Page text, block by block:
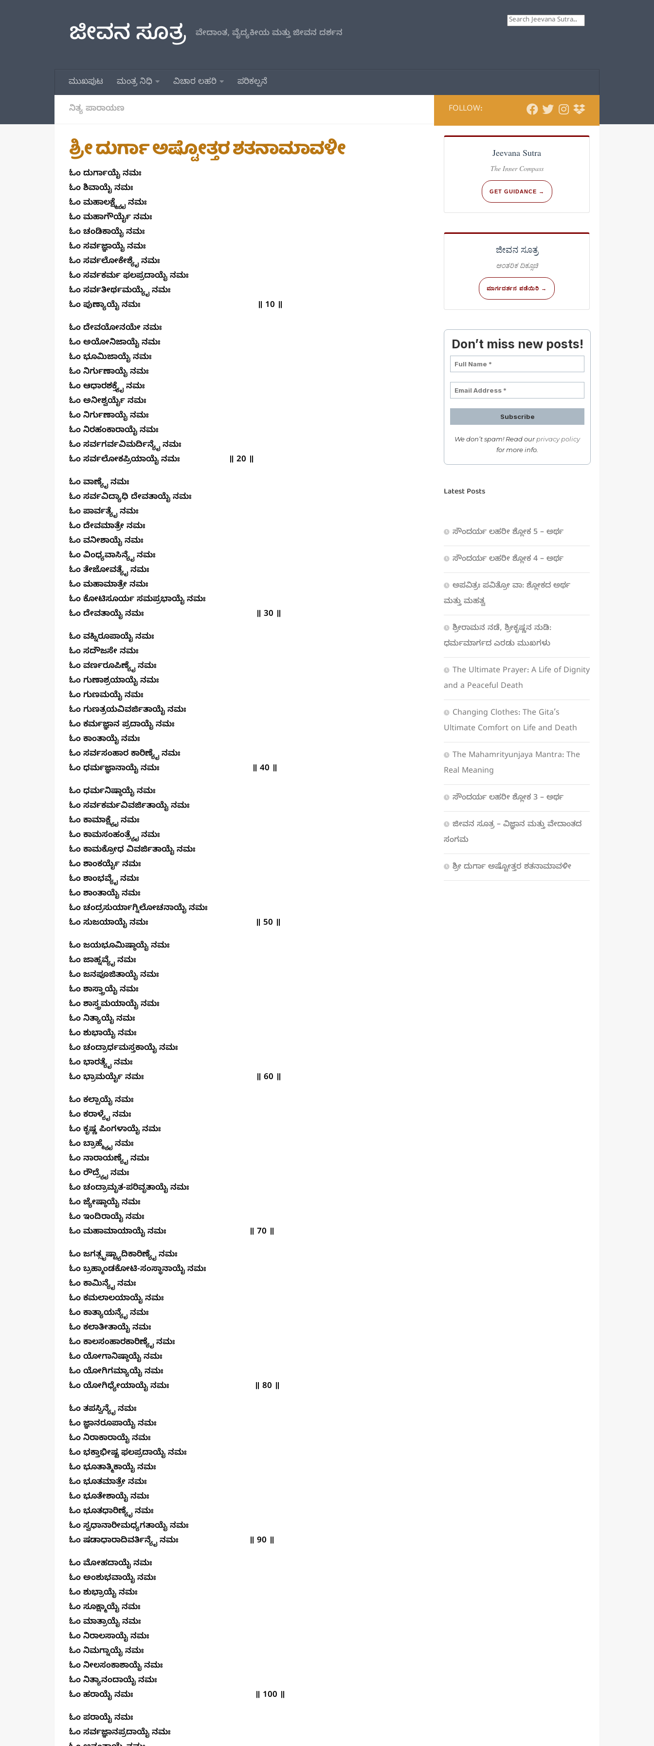
ಜೀವನ ಸೂತ್ರ ವೇದಾಂತ, ವೈದ್ಯಕೀಯ ಮತ್ತು ಜೀವನ ದರ್ಶನ
Search
ಮುಖಪುಟ ಮಂತ್ರ ನಿಧಿ ವಿಚಾರ ಲಹರಿ ಪರಿಕಲ್ಪನೆ
ನಿತ್ಯ ಪಾರಾಯಣ
ಶ್ರೀ ದುರ್ಗಾ ಅಷ್ಟೋತ್ತರ ಶತನಾಮಾವಳೀ
ಓಂ ದುರ್ಗಾಯೈ ನಮಃ
ಓಂ ಶಿವಾಯೈ ನಮಃ
ಓಂ ಮಹಾಲಕ್ಷ್ಮ್ಯೈ ನಮಃ
ಓಂ ಮಹಾಗೌರ್ಯೈ ನಮಃ
ಓಂ ಚಂಡಿಕಾಯೈ ನಮಃ
ಓಂ ಸರ್ವಜ್ಞಾಯೈ ನಮಃ
ಓಂ ಸರ್ವಲೋಕೇಶ್ಯೈ ನಮಃ
ಓಂ ಸರ್ವಕರ್ಮ ಫಲಪ್ರದಾಯೈ ನಮಃ
ಓಂ ಸರ್ವತೀರ್ಥಮಯ್ಯೈ ನಮಃ
ಓಂ ಪುಣ್ಯಾಯೈ ನಮಃ ॥ 10 ॥
ಓಂ ದೇವಯೋನಯೇ ನಮಃ
ಓಂ ಅಯೋನಿಜಾಯೈ ನಮಃ
ಓಂ ಭೂಮಿಜಾಯೈ ನಮಃ
ಓಂ ನಿರ್ಗುಣಾಯೈ ನಮಃ
ಓಂ ಆಧಾರಶಕ್ತ್ಯೈ ನಮಃ
ಓಂ ಅನೀಶ್ವರ್ಯೈ ನಮಃ
ಓಂ ನಿರ್ಗುಣಾಯೈ ನಮಃ
ಓಂ ನಿರಹಂಕಾರಾಯೈ ನಮಃ
ಓಂ ಸರ್ವಗರ್ವವಿಮರ್ದಿನ್ಯೈ ನಮಃ
ಓಂ ಸರ್ವಲೋಕಪ್ರಿಯಾಯೈ ನಮಃ ॥ 20 ॥
ಓಂ ವಾಣ್ಯೈ ನಮಃ
ಓಂ ಸರ್ವವಿದ್ಯಾಧಿ ದೇವತಾಯೈ ನಮಃ
ಓಂ ಪಾರ್ವತ್ಯೈ ನಮಃ
ಓಂ ದೇವಮಾತ್ರೇ ನಮಃ
ಓಂ ವನೀಶಾಯೈ ನಮಃ
ಓಂ ವಿಂಧ್ಯವಾಸಿನ್ಯೈ ನಮಃ
ಓಂ ತೇಜೋವತ್ಯೈ ನಮಃ
ಓಂ ಮಹಾಮಾತ್ರೇ ನಮಃ
ಓಂ ಕೋಟಿಸೂರ್ಯ ಸಮಪ್ರಭಾಯೈ ನಮಃ
ಓಂ ದೇವತಾಯೈ ನಮಃ ॥ 30 ॥
ಓಂ ವಹ್ನಿರೂಪಾಯೈ ನಮಃ
ಓಂ ಸದೌಜಸೇ ನಮಃ
ಓಂ ವರ್ಣರೂಪಿಣ್ಯೈ ನಮಃ
ಓಂ ಗುಣಾಶ್ರಯಾಯೈ ನಮಃ
ಓಂ ಗುಣಮಯೈ ನಮಃ
ಓಂ ಗುಣತ್ರಯವಿವರ್ಜಿತಾಯೈ ನಮಃ
ಓಂ ಕರ್ಮಜ್ಞಾನ ಪ್ರದಾಯೈ ನಮಃ
ಓಂ ಕಾಂತಾಯೈ ನಮಃ
ಓಂ ಸರ್ವಸಂಹಾರ ಕಾರಿಣ್ಯೈ ನಮಃ
ಓಂ ಧರ್ಮಜ್ಞಾನಾಯೈ ನಮಃ ॥ 40 ॥
ಓಂ ಧರ್ಮನಿಷ್ಠಾಯೈ ನಮಃ
ಓಂ ಸರ್ವಕರ್ಮವಿವರ್ಜಿತಾಯೈ ನಮಃ
ಓಂ ಕಾಮಾಕ್ಷ್ಯೈ ನಮಃ
ಓಂ ಕಾಮಸಂಹಂತ್ರ್ಯೈ ನಮಃ
ಓಂ ಕಾಮಕ್ರೋಧ ವಿವರ್ಜಿತಾಯೈ ನಮಃ
ಓಂ ಶಾಂಕರ್ಯೈ ನಮಃ
ಓಂ ಶಾಂಭವ್ಯೈ ನಮಃ
ಓಂ ಶಾಂತಾಯೈ ನಮಃ
ಓಂ ಚಂದ್ರಸುರ್ಯಾಗ್ನಿಲೋಚನಾಯೈ ನಮಃ
ಓಂ ಸುಜಯಾಯೈ ನಮಃ
॥ 50 ॥
ಓಂ ಜಯಭೂಮಿಷ್ಠಾಯೈ ನಮಃ
ಓಂ ಜಾಹ್ನವ್ಯೈ ನಮಃ
ಓಂ ಜನಪೂಜಿತಾಯೈ ನಮಃ
ಓಂ ಶಾಸ್ತ್ರಾಯೈ ನಮಃ
ಓಂ ಶಾಸ್ತ್ರಮಯಾಯೈ ನಮಃ
ಓಂ ನಿತ್ಯಾಯೈ ನಮಃ
ಓಂ ಶುಭಾಯೈ ನಮಃ
ಓಂ ಚಂದ್ರಾರ್ಧಮಸ್ತಕಾಯೈ ನಮಃ
ಓಂ ಭಾರತ್ಯೈ ನಮಃ
ಓಂ ಭ್ರಾಮರ್ಯೈ ನಮಃ ॥ 60 ॥
ಓಂ ಕಲ್ಪಾಯೈ ನಮಃ
ಓಂ ಕರಾಳ್ಯೈ ನಮಃ
ಓಂ ಕೃಷ್ಣ ಪಿಂಗಳಾಯೈ ನಮಃ
ಓಂ ಬ್ರಾಹ್ಮ್ಯೈ ನಮಃ
ಓಂ ನಾರಾಯಣ್ಯೈ ನಮಃ
ಓಂ ರೌದ್ರ್ಯೈ ನಮಃ
ಓಂ ಚಂದ್ರಾಮೃತ-ಪರಿವೃತಾಯೈ ನಮಃ
ಓಂ ಜ್ಯೇಷ್ಠಾಯೈ ನಮಃ
ಓಂ ಇಂದಿರಾಯೈ ನಮಃ
ಓಂ ಮಹಾಮಾಯಾಯೈ ನಮಃ
॥ 70 ॥
ಓಂ ಜಗತ್ಸೃಷ್ಟ್ಯಾದಿಕಾರಿಣ್ಯೈ ನಮಃ
ಓಂ ಬ್ರಹ್ಮಾಂಡಕೋಟಿ-ಸಂಸ್ಥಾನಾಯೈ ನಮಃ
ಓಂ ಕಾಮಿನ್ಯೈ ನಮಃ
ಓಂ ಕಮಲಾಲಯಾಯೈ ನಮಃ
ಓಂ ಕಾತ್ಯಾಯನ್ಯೈ ನಮಃ
ಓಂ ಕಲಾತೀತಾಯೈ ನಮಃ
ಓಂ ಕಾಲಸಂಹಾರಕಾರಿಣ್ಯೈ ನಮಃ
ಓಂ ಯೋಗಾನಿಷ್ಠಾಯೈ ನಮಃ
ಓಂ ಯೋಗಿಗಮ್ಯಾಯೈ ನಮಃ
ಓಂ ಯೋಗಿಧ್ಯೇಯಾಯೈ ನಮಃ ॥ 80 ॥
ಓಂ ತಪಸ್ವಿನ್ಯೈ ನಮಃ
ಓಂ ಜ್ಞಾನರೂಪಾಯೈ ನಮಃ
ಓಂ ನಿರಾಕಾರಾಯೈ ನಮಃ
ಓಂ ಭಕ್ತಾಭೀಷ್ಟ ಫಲಪ್ರದಾಯೈ ನಮಃ
ಓಂ ಭೂತಾತ್ಮಿಕಾಯೈ ನಮಃ
ಓಂ ಭೂತಮಾತ್ರೇ ನಮಃ
ಓಂ ಭೂತೇಶಾಯೈ ನಮಃ
ಓಂ ಭೂತಧಾರಿಣ್ಯೈ ನಮಃ
ಓಂ ಸ್ವಧಾನಾರೀಮಧ್ಯಗತಾಯೈ ನಮಃ
ಓಂ ಷಡಾಧಾರಾದಿವರ್ತಿನ್ಯೈ ನಮಃ
॥ 90 ॥
ಓಂ ಮೋಹದಾಯೈ ನಮಃ
ಓಂ ಅಂಶುಭವಾಯೈ ನಮಃ
ಓಂ ಶುಭ್ರಾಯೈ ನಮಃ
ಓಂ ಸೂಕ್ಷ್ಮಾಯೈ ನಮಃ
ಓಂ ಮಾತ್ರಾಯೈ ನಮಃ
ಓಂ ನಿರಾಲಸಾಯೈ ನಮಃ
ಓಂ ನಿಮಗ್ನಾಯೈ ನಮಃ
ಓಂ ನೀಲಸಂಕಾಶಾಯೈ ನಮಃ
ಓಂ ನಿತ್ಯಾನಂದಾಯೈ ನಮಃ
ಓಂ ಹರಾಯೈ ನಮಃ ॥ 100 ॥
ಓಂ ಪರಾಯೈ ನಮಃ
ಓಂ ಸರ್ವಜ್ಞಾನಪ್ರದಾಯೈ ನಮಃ
FOLLOW:
Jeevana Sutra
The Inner Compass
GET GUIDANCE →
ಜೀವನ ಸೂತ್ರ
ಆಂತರಿಕ ದಿಕ್ಸೂಚಿ
ಮಾರ್ಗದರ್ಶನ ಪಡೆಯಿರಿ →
Don’t miss new posts!
We don’t spam! Read ourprivacy policy
for more info.
Latest Posts
ಸೌಂದರ್ಯ ಲಹರೀ ಶ್ಲೋಕ 5 – ಅರ್ಥ
ಸೌಂದರ್ಯ ಲಹರೀ ಶ್ಲೋಕ 4 – ಅರ್ಥ
ಅಪವಿತ್ರಃ ಪವಿತ್ರೋ ವಾ: ಶ್ಲೋಕದ ಅರ್ಥ
ಮತ್ತು ಮಹತ್ವ
ಶ್ರೀರಾಮನ ನಡೆ, ಶ್ರೀಕೃಷ್ಣನ ನುಡಿ:
ಧರ್ಮಮಾರ್ಗದ ಎರಡು ಮುಖಗಳು
The Ultimate Prayer: A Life of Dignity
and a Peaceful Death
Changing Clothes: The Gita’s
Ultimate Comfort on Life and Death
The Mahamrityunjaya Mantra: The
Real Meaning
ಸೌಂದರ್ಯ ಲಹರೀ ಶ್ಲೋಕ 3 – ಅರ್ಥ
ಜೀವನ ಸೂತ್ರ – ವಿಜ್ಞಾನ ಮತ್ತು ವೇದಾಂತದ
ಸಂಗಮ
ಶ್ರೀ ದುರ್ಗಾ ಅಷ್ಟೋತ್ತರ ಶತನಾಮಾವಳೀ